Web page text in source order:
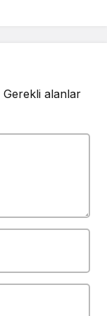
Gerekli alanlar